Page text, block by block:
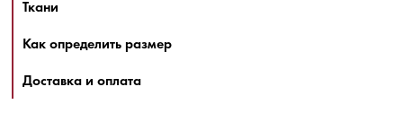
Ткани
Как определить размер
Доставка и оплата